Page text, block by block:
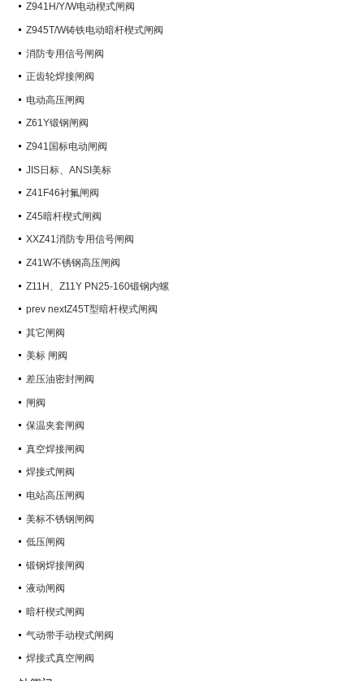
Z941H/Y/W电动楔式闸阀
Z945T/W铸铁电动暗杆楔式闸阀
消防专用信号闸阀
正齿轮焊接闸阀
电动高压闸阀
Z61Y锻钢闸阀
Z941国标电动闸阀
JIS日标、ANSI美标
Z41F46衬氟闸阀
Z45暗杆楔式闸阀
XXZ41消防专用信号闸阀
Z41W不锈钢高压闸阀
Z11H、Z11Y PN25-160锻钢内螺
纹楔式闸阀
prev nextZ45T型暗杆楔式闸阀
其它闸阀
美标 闸阀
差压油密封闸阀
闸阀
保温夹套闸阀
真空焊接闸阀
焊接式闸阀
电站高压闸阀
美标不锈钢闸阀
低压闸阀
锻钢焊接闸阀
液动闸阀
暗杆楔式闸阀
气动带手动楔式闸阀
焊接式真空闸阀